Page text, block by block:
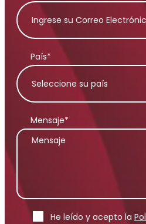
País*
Mensaje*
He leído y acepto la